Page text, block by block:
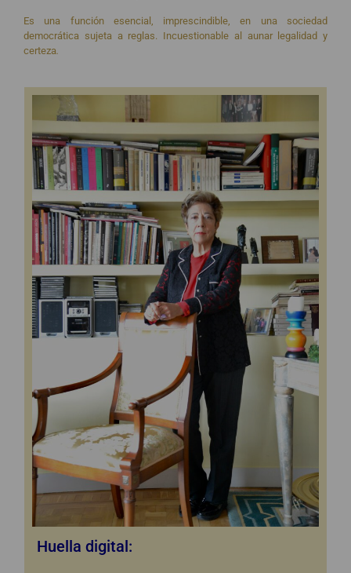
Es una función esencial, imprescindible, en una sociedad
democrática sujeta a reglas. Incuestionable al aunar legalidad y
certeza
Huella digital: